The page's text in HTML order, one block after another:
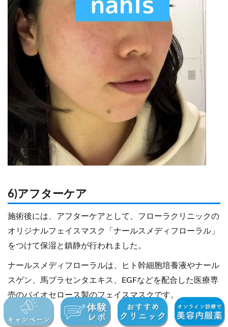
6)アフターケア
施術後には、アフターケアとして、フローラクリニックの
オリジナルフェイスマスク「ナールスメディフローラル」
をつけて保湿と鎮静が行われました。
ナールスメディフローラルは、ヒト幹細胞培養液やナール
スゲン、馬プラセンタエキス、EGFなどを配合した医療専
売のバイオセロース製のフェイスマスクです。